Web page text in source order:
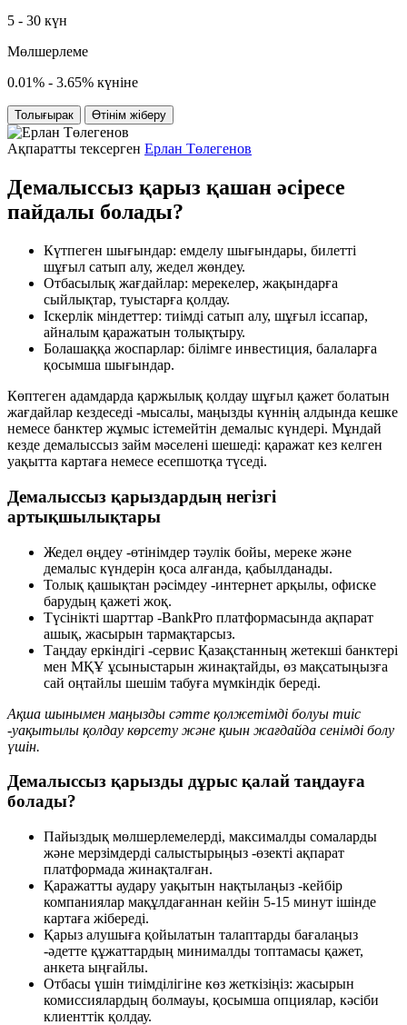
5 - 30 күн
Мөлшерлеме
0.01% - 3.65% күніне
Толығырак Өтінім жіберу
Ақпаратты тексерген Ерлан Төлегенов
Демалыссыз қарыз қашан әсіресе
пайдалы болады?
Күтпеген шығындар: емделу шығындары, билетті
шұғыл сатып алу, жедел жөндеу.
Отбасылық жағдайлар: мерекелер, жақындарға
сыйлықтар, туыстарға қолдау.
Іскерлік міндеттер: тиімді сатып алу, шұғыл іссапар,
айналым қаражатын толықтыру.
Болашаққа жоспарлар: білімге инвестиция, балаларға
қосымша шығындар.
Көптеген адамдарда қаржылық қолдау шұғыл қажет болатын
жағдайлар кездеседі -мысалы, маңызды күннің алдында кешке
немесе банктер жұмыс істемейтін демалыс күндері. Мұндай
кезде демалыссыз займ мәселені шешеді: қаражат кез келген
уақытта картаға немесе есепшотқа түседі.
Демалыссыз қарыздардың негізгі
артықшылықтары
Жедел өңдеу -өтінімдер тәулік бойы, мереке және
демалыс күндерін қоса алғанда, қабылданады.
Толық қашықтан рәсімдеу -интернет арқылы, офиске
барудың қажеті жоқ.
Түсінікті шарттар -BankPro платформасында ақпарат
ашық, жасырын тармақтарсыз.
Таңдау еркіндігі -сервис Қазақстанның жетекші банктері
мен МҚҰ ұсыныстарын жинақтайды, өз мақсатыңызға
сай оңтайлы шешім табуға мүмкіндік береді.
Ақша шынымен маңызды сәтте қолжетімді болуы тиіс
-уақытылы қолдау көрсету және қиын жағдайда сенімді болу
үшін.
Демалыссыз қарызды дұрыс қалай таңдауға
болады?
Пайыздық мөлшерлемелерді, максималды сомаларды
және мерзімдерді салыстырыңыз -өзекті ақпарат
платформада жинақталған.
Қаражатты аудару уақытын нақтылаңыз -кейбір
компаниялар мақұлдағаннан кейін 5-15 минут ішінде
картаға жібереді.
Қарыз алушыға қойылатын талаптарды бағалаңыз
-әдетте құжаттардың минималды топтамасы қажет,
анкета ыңғайлы.
Отбасы үшін тиімділігіне көз жеткізіңіз: жасырын
комиссиялардың болмауы, қосымша опциялар, кәсіби
клиенттік қолдау.